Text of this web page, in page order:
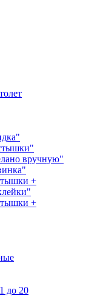
вручную"
+
+
до 20